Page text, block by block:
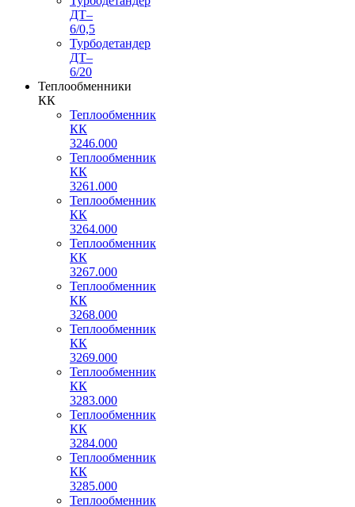
ДТ–
6/0,5
Турбодетандер
ДТ–
6/20
Теплообменники
КК
Теплообменник
КК
3246.000
Теплообменник
КК
3261.000
Теплообменник
КК
3264.000
Теплообменник
КК
3267.000
Теплообменник
КК
3268.000
Теплообменник
КК
3269.000
Теплообменник
КК
3283.000
Теплообменник
КК
3284.000
Теплообменник
КК
3285.000
Теплообменник